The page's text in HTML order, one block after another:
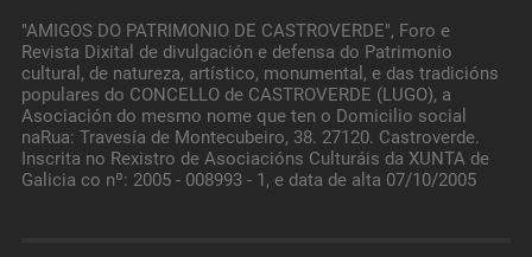
"AMIGOS DO PATRIMONIO DE CASTROVERDE", Foro e
Revista Dixital de divulgación e defensa do Patrimonio
cultural, de natureza, artístico, monumental, e das tradicións
populares do CONCELLO de CASTROVERDE (LUGO), a
Asociación do mesmo nome que ten o Domicilio social
naRua: Travesía de Montecubeiro, 38. 27120. Castroverde.
Inscrita no Rexistro de Asociacións Culturáis da XUNTA de
Galicia co nº: 2005 - 008993 - 1, e data de alta 07/10/2005